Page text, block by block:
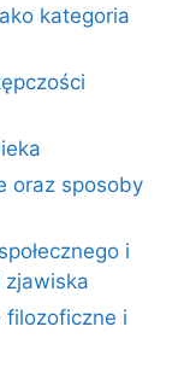
kategoria
oraz sposoby
i
zjawiska
filozoficzne i